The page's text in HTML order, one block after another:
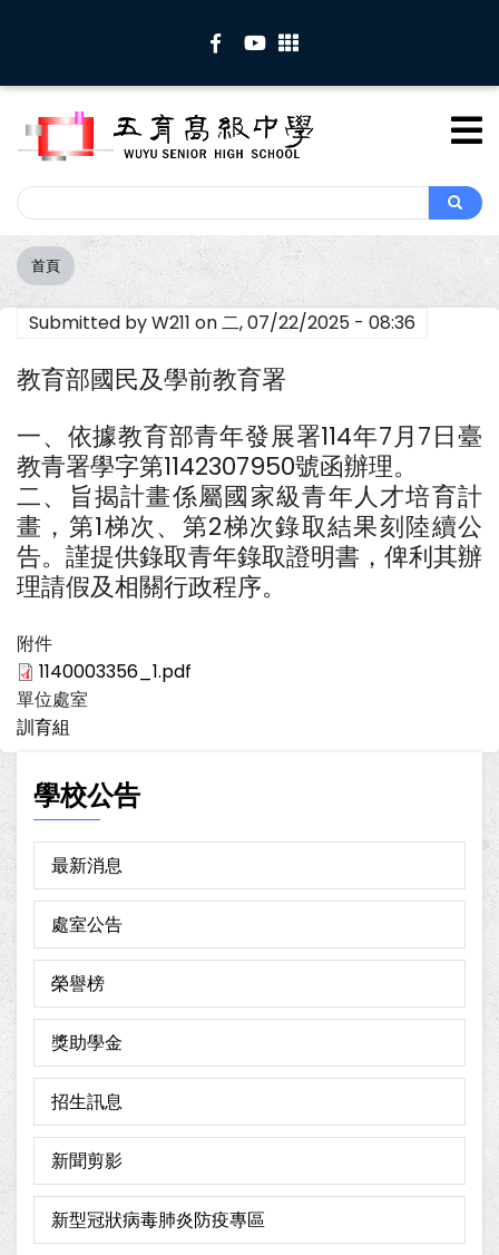
內
Search
Search
導
航
連
首頁
Submitted byW211 on二, 07/22/2025 - 08:36
教育部國民及學前教育署
一、依據教育部青年發展署114年7月7日臺
教青署學字第1142307950號函辦理。
二、旨揭計畫係屬國家級青年人才培育計
畫，第1梯次、第2梯次錄取結果刻陸續公
告。謹提供錄取青年錄取證明書，俾利其辦
理請假及相關行政程序。
附件
1140003356_1.pdf
單位處室
訓育組
學校公告
最新消息
處室公告
榮譽榜
獎助學金
招生訊息
新聞剪影
新型冠狀病毒肺炎防疫專區